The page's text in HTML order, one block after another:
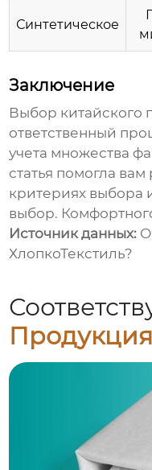
Синтетическое
Заключение
Выбор китайского
ответственный
учета множества
статья помогла
критериях выбора
выбор.
Источник данных:
ХлопкоТекстиль?
Продукция